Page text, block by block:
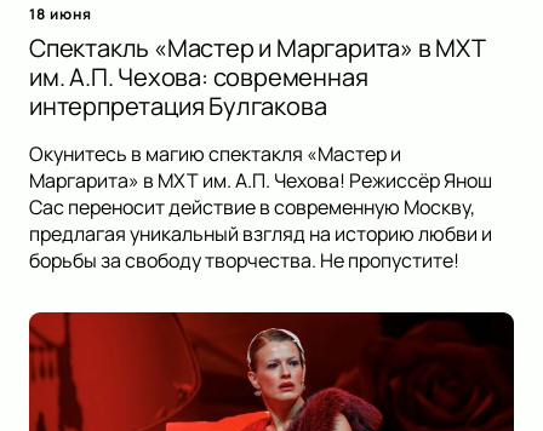
18 июня
Спектакль «Мастер и Маргарита» в МХТ
им. А.П. Чехова: современная
интерпретация Булгакова
Окунитесь в магию спектакля «Мастер и
Маргарита» в МХТ им. А.П. Чехова! Режиссёр Янош
Сас переносит действие в современную Москву,
предлагая уникальный взгляд на историю любви и
борьбы за свободу творчества. Не пропустите!